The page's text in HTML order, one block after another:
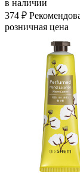
в наличии
374 ₽
розничная цена